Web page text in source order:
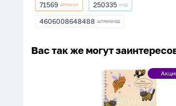
71569
71569 АРТИКУЛ 250335
250335 КОД
4606008648488
4606008648488 ШТРИХКОД
Вас так же могут